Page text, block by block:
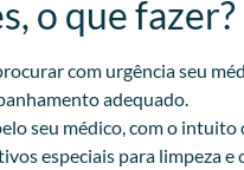
o que fazer?​
com urgência seu
adequado.
seu médico, com o
especiais para limpeza e